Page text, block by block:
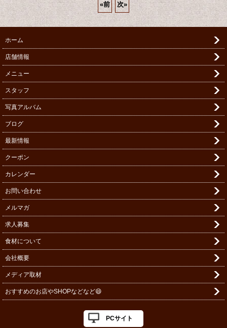
«前 次»
ホーム
店舗情報
メニュー
スタッフ
写真アルバム
ブログ
最新情報
クーポン
カレンダー
お問い合わせ
メルマガ
求人募集
食材について
会社概要
メディア取材
おすすめのお店やSHOPなどなど😄
PCサイト